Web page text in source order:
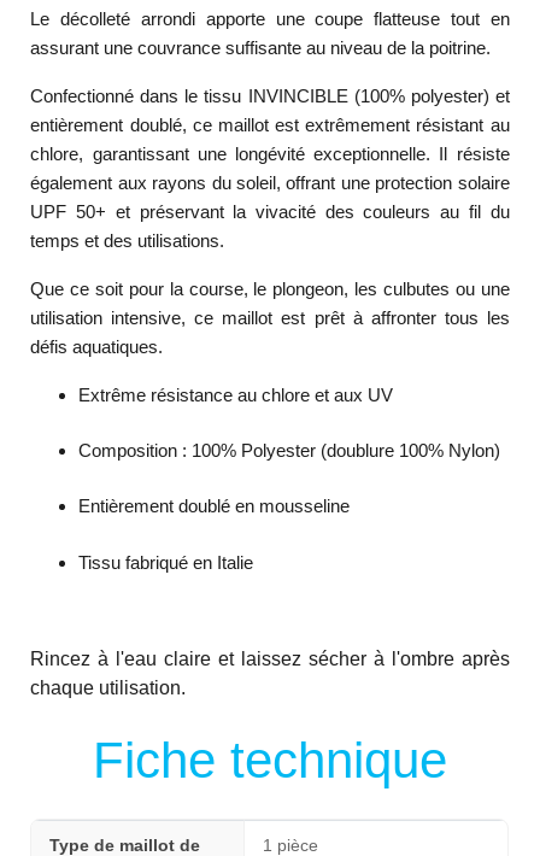
Le décolleté arrondi apporte une coupe flatteuse tout en
assurant une couvrance suffisante au niveau de la poitrine.
Confectionné dans le tissu INVINCIBLE (100% polyester) et
entièrement doublé, ce maillot est extrêmement résistant au
chlore, garantissant une longévité exceptionnelle. Il résiste
également aux rayons du soleil, offrant une protection solaire
UPF 50+ et préservant la vivacité des couleurs au fil du
temps et des utilisations.
Que ce soit pour la course, le plongeon, les culbutes ou une
utilisation intensive, ce maillot est prêt à affronter tous les
défis aquatiques.
Extrême résistance au chlore et aux UV
Composition : 100% Polyester (doublure 100% Nylon)
Entièrement doublé en mousseline
Tissu fabriqué en Italie
Rincez à l'eau claire et laissez sécher à l'ombre après
chaque utilisation.
Fiche technique
Type de maillot de
1 pièce